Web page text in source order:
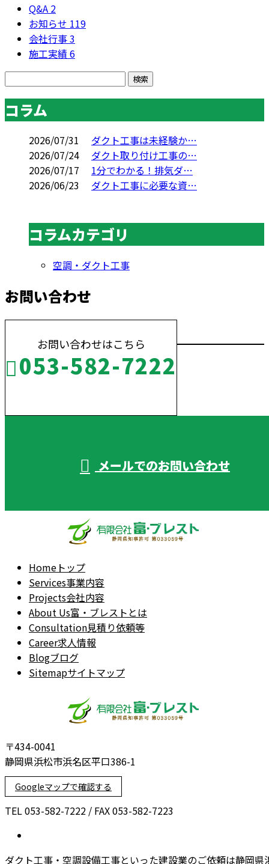
Q&A 2
お知らせ 119
会社行事3
施工実績6
コラム
2026/07/31
ダクト工事は未経験か…
2026/07/24
ダクト取り付け工事の…
2026/07/17
1分でわかる！排気ダ…
2026/06/23
ダクト工事に必要な資…
コラムカテゴリ
空調・ダクト工事
お問い合わせ
お問い合わせはこちら
053-582-7222
メールでのお問い合わせ
Home トップ
Services事業内容
Projects会社内容
About Us富・ブレストとは
Consultation見積り依頼等
Career求人情報
Blogブログ
Sitemapサイトマップ
〒434-0041
静岡県浜松市浜名区平口386-1
Googleマップで確認する
TEL 053-582-7222 / FAX 053-582-7223
ダクト工事・空調設備工事といった建設業のご依頼は静岡